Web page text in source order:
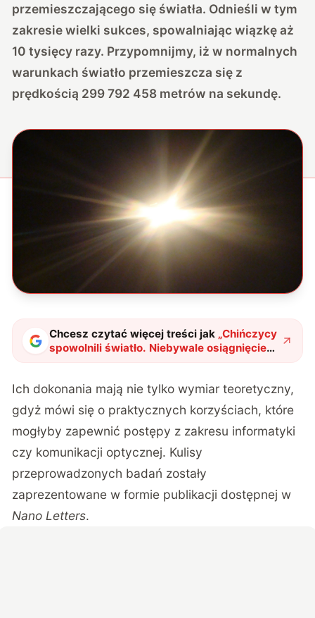
przemieszczającego się światła. Odnieśli w tym
zakresie wielki sukces, spowalniając wiązkę aż
10 tysięcy razy. Przypomnijmy, iż w normalnych
warunkach światło przemieszcza się z
prędkością 299 792 458 metrów na sekundę.
Chcesz czytać więcej treści jak „Chińczycy
spowolnili światło. Niebywale osiągnięcie
tamtejszych naukowców"?
Ich dokonania mają nie tylko wymiar teoretyczny,
gdyż mówi się o praktycznych korzyściach, które
mogłyby zapewnić postępy z zakresu informatyki
czy komunikacji optycznej. Kulisy
przeprowadzonych badań zostały
zaprezentowane w formie publikacji dostępnej w
Nano Letters.